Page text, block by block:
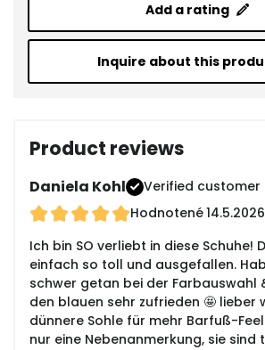
Add a rating
Inquire about this
Product reviews
Daniela Kohl
Verified customer
Hodnotené14.5.2026
Ich bin SO verliebt in diese Schuhe!
einfach so toll und ausgefallen.
schwer getan bei der Farbauswahl
den blauen sehr zufrieden 🤩 lieber
dünnere Sohle für mehr Barfuß-
nur eine Nebenanmerkung, sie sind